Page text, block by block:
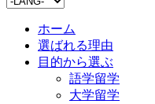
ホーム
選ばれる理由
目的から選ぶ
語学留学
大学留学